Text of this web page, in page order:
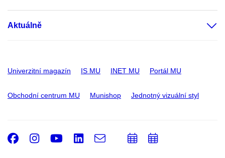
Aktuálně
Univerzitní magazín IS MU INET MU Portál MU
Obchodní centrum MU Munishop Jednotný vizuální styl
Facebook
Instagram
Youtube
LinkedIn
e-
PřidatPřidat